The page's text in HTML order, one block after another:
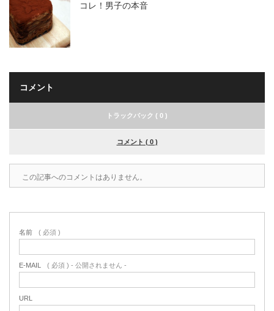
コレ！男子の本音
コメント
トラックバック ( 0 )
コメント ( 0 )
この記事へのコメントはありません。
名前 ( 必須 )
E-MAIL ( 必須 ) - 公開されません -
URL